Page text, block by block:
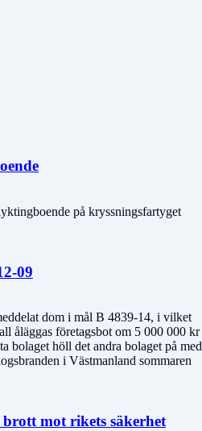
på kryssningsfartyget
09
dom i mål B 4839-14, i vilket
åläggas företagsbot om 5 000 000 kr
bolaget höll det andra bolaget på med
i Västmanland sommaren
mot rikets säkerhet